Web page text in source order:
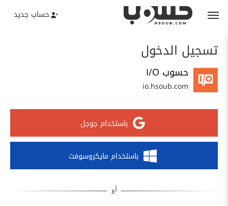
حساب جديد
تسجيل الدخول
حسوب I/O
io.hsoub.com
باستخدام جوجل
باستخدام مايكروسوفت